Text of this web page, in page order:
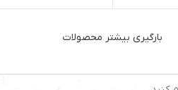
بارگیری بیشتر محصولات